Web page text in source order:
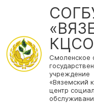
Смоленское
учреждение
«Вяземский
центр